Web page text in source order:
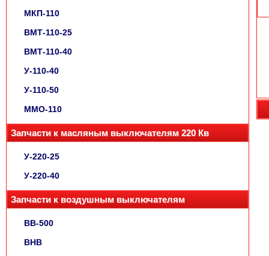
МКП-110
ВМТ-110-25
ВМТ-110-40
У-110-40
У-110-50
ММО-110
Запчасти к масляным выключателям 220 Кв
У-220-25
У-220-40
Запчасти к воздушным выключателям
ВВ-500
ВНВ